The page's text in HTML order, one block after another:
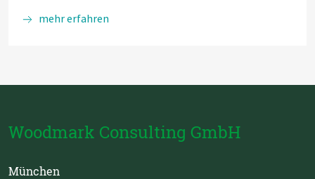
mehr erfahren
in
Woodmark Consulting GmbH
München